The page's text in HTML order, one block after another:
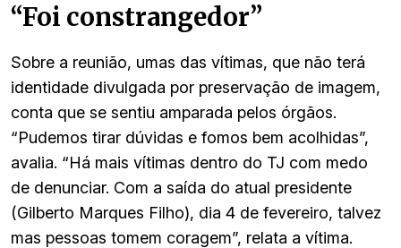
“Foi constrangedor”
Sobre a reunião, umas das vítimas, que não terá
identidade divulgada por preservação de imagem,
conta que se sentiu amparada pelos órgãos.
“Pudemos tirar dúvidas e fomos bem acolhidas”,
avalia. “Há mais vítimas dentro do TJ com medo
de denunciar. Com a saída do atual presidente
(Gilberto Marques Filho), dia 4 de fevereiro, talvez
mas pessoas tomem coragem”, relata a vítima.